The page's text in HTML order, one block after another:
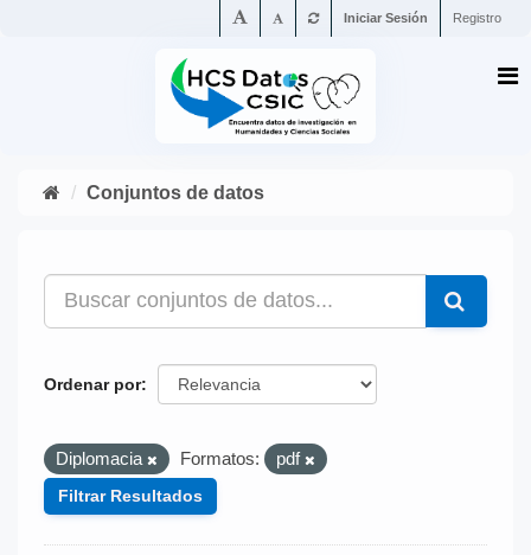
Iniciar Sesión Registro
Conjuntos de datos
Ordenar por
Diplomacia Formatos: pdf
Filtrar Resultados